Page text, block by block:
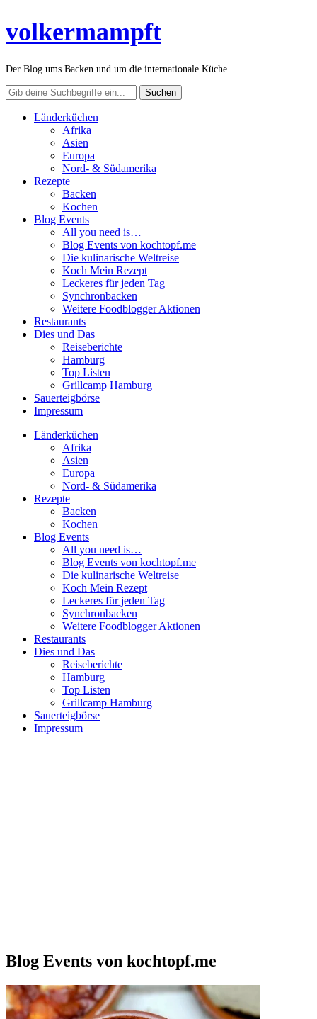
volkermampft
Der Blog ums Backen und um die internationale Küche
Länderküchen
Afrika
Asien
Europa
Nord- & Südamerika
Rezepte
Backen
Kochen
Blog Events
All you need is…
Blog Events von kochtopf.me
Die kulinarische Weltreise
Koch Mein Rezept
Leckeres für jeden Tag
Synchronbacken
Weitere Foodblogger Aktionen
Restaurants
Dies und Das
Reiseberichte
Hamburg
Top Listen
Grillcamp Hamburg
Sauerteigbörse
Impressum
Länderküchen
Afrika
Asien
Europa
Nord- & Südamerika
Rezepte
Backen
Kochen
Blog Events
All you need is…
Blog Events von kochtopf.me
Die kulinarische Weltreise
Koch Mein Rezept
Leckeres für jeden Tag
Synchronbacken
Weitere Foodblogger Aktionen
Restaurants
Dies und Das
Reiseberichte
Hamburg
Top Listen
Grillcamp Hamburg
Sauerteigbörse
Impressum
Blog Events von kochtopf.me